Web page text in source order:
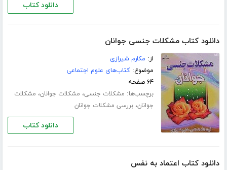
دانلود کتاب
دانلود کتاب مشکلات جنسی جوانان
از: مکارم شیرازی
موضوع:کتاب‌های علوم اجتماعی
۶۴ صفحه
برچسب‌ها: مشکلات جنسی، مشکلات جوانان، مشکلات
جوانان،بررسی مشکلات جوانان
دانلود کتاب
دانلود کتاب اعتماد به نفس